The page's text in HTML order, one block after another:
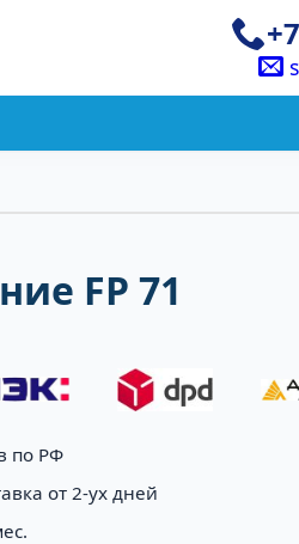
FP 71
по РФ
от 2-ух дней